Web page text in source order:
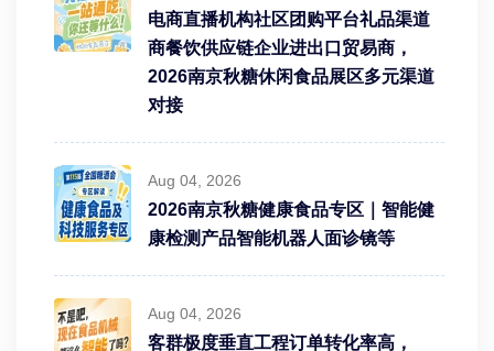
电商直播机构社区团购平台礼品渠道
商餐饮供应链企业进出口贸易商，
2026南京秋糖休闲食品展区多元渠道
对接
Aug 04, 2026
2026南京秋糖健康食品专区｜智能健
康检测产品智能机器人面诊镜等
Aug 04, 2026
客群极度垂直工程订单转化率高，